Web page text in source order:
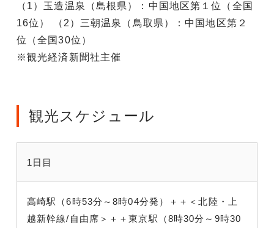
（1）玉造温泉（島根県）：中国地区第１位（全国
16位） （2）三朝温泉（鳥取県）：中国地区第２
位（全国30位）
※観光経済新聞社主催
観光スケジュール
1日目
高崎駅（6時53分～8時04分発）＋＋＜北陸・上
越新幹線/自由席＞＋＋東京駅（8時30分～9時30